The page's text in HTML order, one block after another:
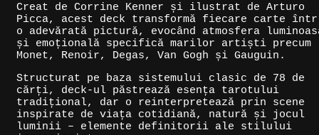
Creat de Corrine Kenner și ilustrat de Arturo
Picca, acest deck transformă fiecare carte
o adevărată pictură, evocând atmosfera
și emoțională specifică marilor artiști precum
Monet, Renoir, Degas, Van Gogh și Gauguin.
Structurat pe baza sistemului clasic de 78 de
cărți, deck-ul păstrează esența tarotului
tradițional, dar o reinterpretează prin scene
inspirate de viața cotidiană, natură și jocul
luminii – elemente definitorii ale stilului